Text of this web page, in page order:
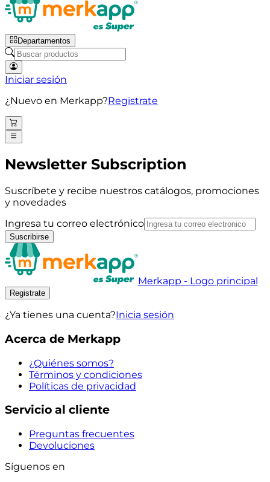
Departamentos
Iniciar sesión
¿Nuevo en Merkapp?Registrate
Newsletter Subscription
Suscríbete y recibe nuestros catálogos, promociones
y novedades
Ingresa tu correo electrónico
Suscribirse
Merkapp - Logo principal
Registrate
¿Ya tienes una cuenta?Inicia sesión
Acerca de Merkapp
¿Quiénes somos?
Términos y condiciones
Políticas de privacidad
Servicio al cliente
Preguntas frecuentes
Devoluciones
Síguenos en